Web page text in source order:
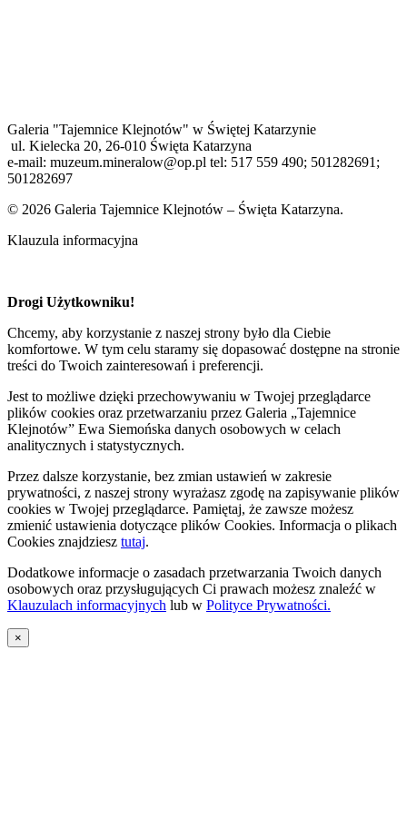
Galeria "Tajemnice Klejnotów" w Świętej Katarzynie
ul. Kielecka 20, 26-010 Święta Katarzyna
e-mail: muzeum.mineralow@op.pl tel: 517 559 490; 501282691;
501282697
© 2026 Galeria Tajemnice Klejnotów – Święta Katarzyna.
Klauzula informacyjna
Drogi Użytkowniku!
Chcemy, aby korzystanie z naszej strony było dla Ciebie
komfortowe. W tym celu staramy się dopasować dostępne na stronie
treści do Twoich zainteresowań i preferencji.
Jest to możliwe dzięki przechowywaniu w Twojej przeglądarce
plików cookies oraz przetwarzaniu przez Galeria „Tajemnice
Klejnotów” Ewa Siemońska danych osobowych w celach
analitycznych i statystycznych.
Przez dalsze korzystanie, bez zmian ustawień w zakresie
prywatności, z naszej strony wyrażasz zgodę na zapisywanie plików
cookies w Twojej przeglądarce. Pamiętaj, że zawsze możesz
zmienić ustawienia dotyczące plików Cookies. Informacja o plikach
Cookies znajdziesz tutaj.
Dodatkowe informacje o zasadach przetwarzania Twoich danych
osobowych oraz przysługujących Ci prawach możesz znaleźć w
Klauzulach informacyjnych lub w Polityce Prywatności.
×